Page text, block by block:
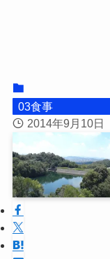
03食事
2014年9月10日